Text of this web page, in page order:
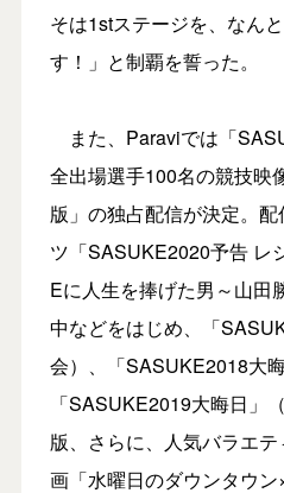
そは1stステージを、なん
す！」と制覇を誓った。
また、Paraviでは「
全出場選手100名の競技映
版」の独占配信が決定。
ツ「SASUKE2020予告 レ
Eに人生を捧げた男～山田
中などをはじめ、「
会）、「SASUKE2018大
「SASUKE2019大晦日」
版、さらに、人気バラエ
画「水曜日のダウンタウ